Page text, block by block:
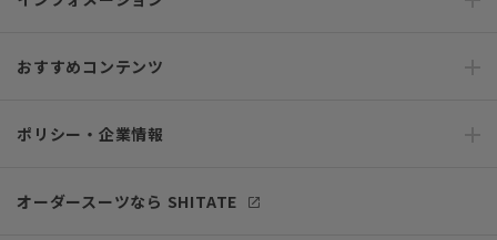
おすすめコンテンツ
ポリシー・企業情報
オーダースーツなら SHITATE